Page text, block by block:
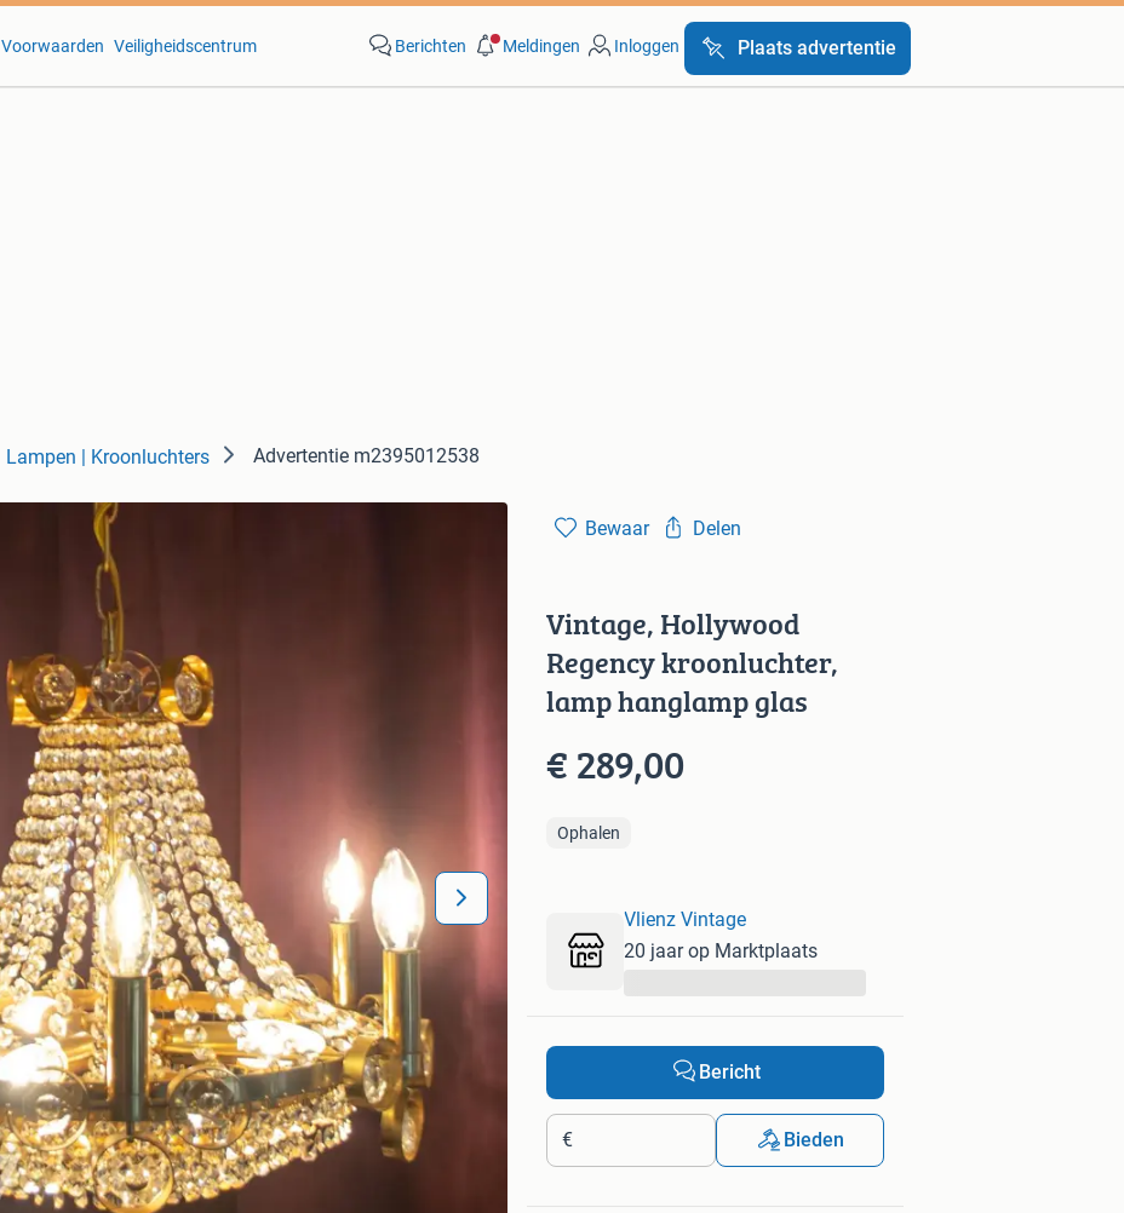
Voorwaarden Veiligheidscentrum Berichten Meldingen Inloggen Plaats advertentie
Lampen | Kroonluchters Advertentie m2395012538
Bewaar Delen
Vintage, Hollywood
Regency kroonluchter,
lamp hanglamp glas
€ 289,00
Ophalen
Vlienz Vintage
20 jaar op Marktplaats
Bericht
€ Bieden